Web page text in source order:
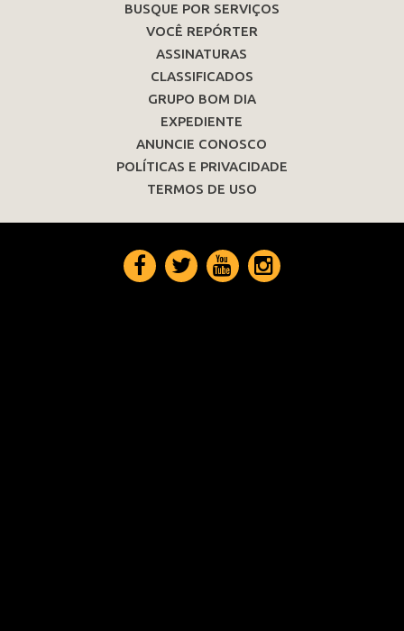
BUSQUE POR SERVIÇOS
VOCÊ REPÓRTER
ASSINATURAS
CLASSIFICADOS
GRUPO BOM DIA
EXPEDIENTE
ANUNCIE CONOSCO
POLÍTICAS E PRIVACIDADE
TERMOS DE USO